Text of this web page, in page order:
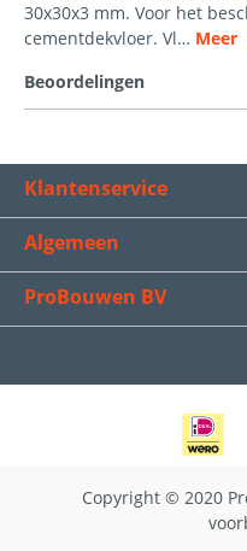
30x30x3 mm. Voor het
cementdekvloer. Vl… Meer
Beoordelingen
Klantenservice
Algemeen
ProBouwen BV
Copyright © 2020